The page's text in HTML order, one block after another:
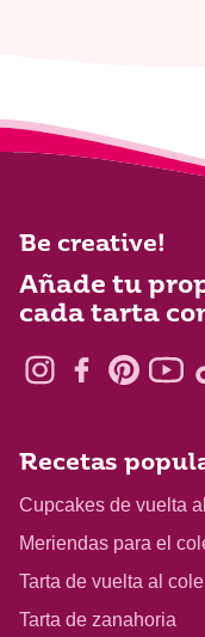
Be creative!
Añade tu
cada tarta
Recetas
Cupcakes de vuelta
Meriendas para el
Tarta de vuelta al cole
Tarta de zanahoria